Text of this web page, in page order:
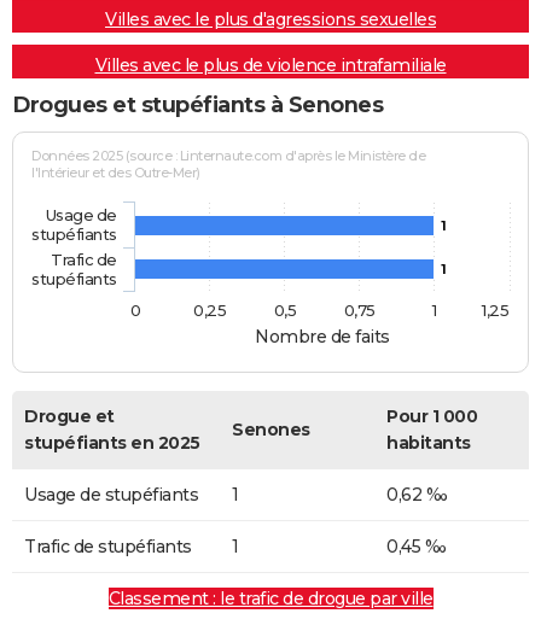
Villes avec le plus d'agressions sexuelles
Villes avec le plus de violence intrafamiliale
Drogues et stupéfiants à Senones
Nombre de faits
Données 2025 (source : Linternaute.com d'après le Ministère de
l'Intérieur et des Outre-Mer)
1
1
Usage de
stupéfiants
Trafic de
stupéfiants
0
1
0,25 0,5 0,75 1,25
Drogue et
stupéfiants en 2025
Senones
Pour 1 000
habitants
Usage de stupéfiants 1 0,62 ‰
Trafic de stupéfiants 1 0,45 ‰
Classement : le trafic de drogue par ville